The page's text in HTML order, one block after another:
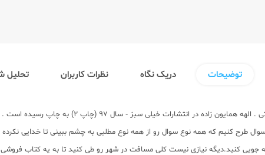
توضیحات دریک نگاه نظرات کاربران تحلیل
انتشارات خیلی سبز
- سال 97 (چاپ 2) به چاپ
سوال طرح کنیم که همه نوع سوال رو از همه نوع مطلبی به چشم ببینی تا
جویی کنید.دیگه نیازی نیست کلی مسافت در شهر رو طی کنید تا به یه کتاب فروشی